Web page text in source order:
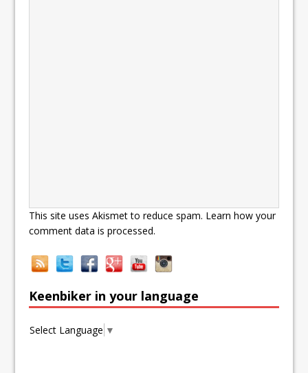
This site uses Akismet to reduce spam. Learn how your
comment data is processed.
Keenbiker in your language
Select Language ▼